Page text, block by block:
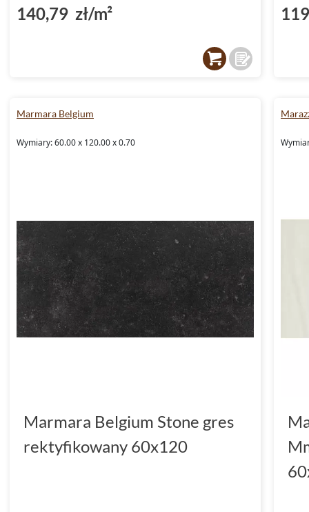
140,79 zł/m²
Marmara Belgium
Wymiary: 60.00 x 120.00 x 0.70
Marmara Belgium Stone gres
rektyfikowany 60x120